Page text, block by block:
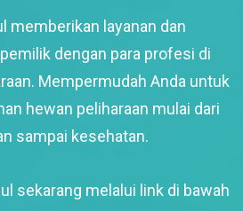
memberikan layanan dan
dengan para profesi di
Mempermudah Anda untuk
hewan peliharaan mulai dari
sampai kesehatan.
sekarang melalui link di bawah